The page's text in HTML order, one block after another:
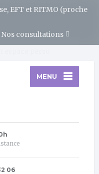
EFT et RITMO (proche
Nos consultations
MENU
06